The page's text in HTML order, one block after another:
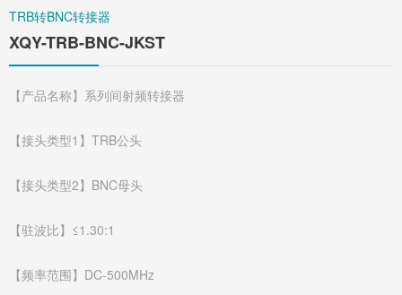
TRB转BNC转接器
XQY-TRB-BNC-JKST
【产品名称】系列间射频转接器
【接头类型1】TRB公头
【接头类型2】BNC母头
【驻波比】≤1.30:1
【频率范围】DC-500MHz